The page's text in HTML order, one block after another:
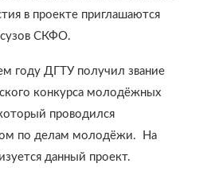
в проекте приглашаются
СКФО.
году ДГТУ получил звание
конкурса молодёжных
проводился
по делам молодёжи. На
данный проект.